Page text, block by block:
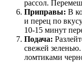
рассол.
Приправы: В
и перец по
10-15 минут
Подача:
свежей
ломтиками